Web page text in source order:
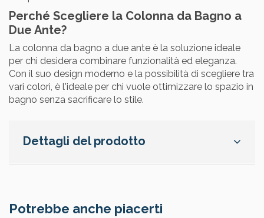
Perché Scegliere la Colonna da Bagno a
Due Ante?
La colonna da bagno a due ante è la soluzione ideale
per chi desidera combinare funzionalità ed eleganza.
Con il suo design moderno e la possibilità di scegliere tra
vari colori, è l'ideale per chi vuole ottimizzare lo spazio in
bagno senza sacrificare lo stile.
Dettagli del prodotto
Potrebbe anche piacerti